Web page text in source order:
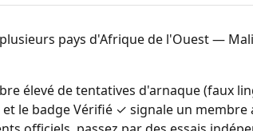
pays d'Afrique de l'Ouest —
élevé de tentatives d'arnaque (faux
le badge Vérifié ✓ signale un